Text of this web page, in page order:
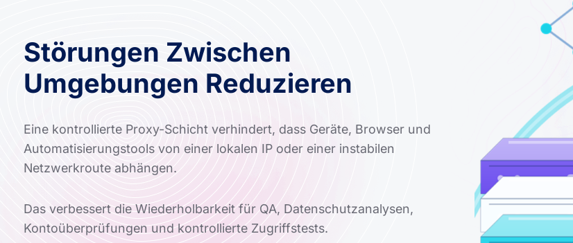
Störungen Zwischen
Umgebungen Reduzieren
Eine kontrollierte Proxy-Schicht verhindert, dass Geräte, Browser und
Automatisierungstools von einer lokalen IP oder einer instabilen
Netzwerkroute abhängen.
Das verbessert die Wiederholbarkeit für QA, Datenschutzanalysen,
Kontoüberprüfungen und kontrollierte Zugriffstests.